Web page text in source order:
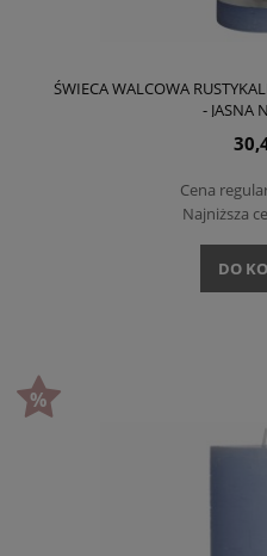
ŚWIECA WALCOWA
- JASNA
Cena
Najniższa
DO